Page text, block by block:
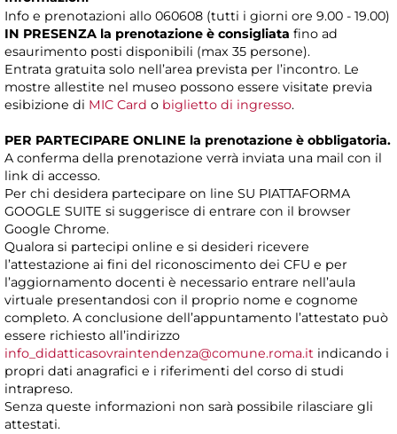
Info e prenotazioni allo 060608 (tutti i giorni ore 9.00 - 19.00)
IN PRESENZA la prenotazione è consigliata fino ad
esaurimento posti disponibili (max 35 persone).
Entrata gratuita solo nell’area prevista per l’incontro. Le
mostre allestite nel museo possono essere visitate previa
esibizione di MIC Card o biglietto di ingresso.
PER PARTECIPARE ONLINE la prenotazione è obbligatoria.
A conferma della prenotazione verrà inviata una mail con il
link di accesso.
Per chi desidera partecipare on line SU PIATTAFORMA
GOOGLE SUITE si suggerisce di entrare con il browser
Google Chrome.
Qualora si partecipi online e si desideri ricevere
l’attestazione ai fini del riconoscimento dei CFU e per
l’aggiornamento docenti è necessario entrare nell’aula
virtuale presentandosi con il proprio nome e cognome
completo. A conclusione dell’appuntamento l’attestato può
essere richiesto all’indirizzo
info_didatticasovraintendenza@comune.roma.it indicando i
propri dati anagrafici e i riferimenti del corso di studi
intrapreso.
Senza queste informazioni non sarà possibile rilasciare gli
attestati.